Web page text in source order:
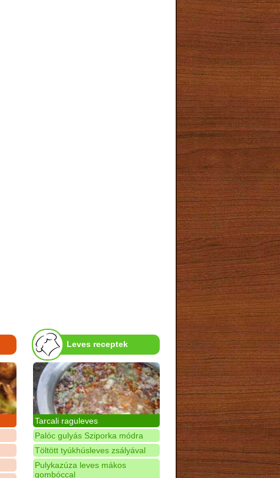
Leves receptek
Tarcali raguleves
Palóc gulyás Sziporka módra
Töltött tyúkhúsleves zsályával
Pulykazúza leves mákos
gombóccal